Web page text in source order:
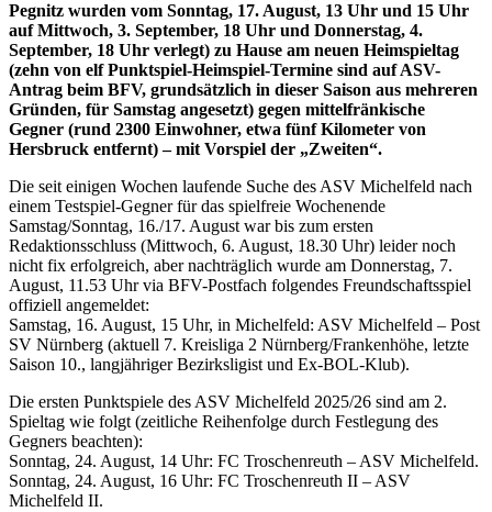
Pegnitz wurden vom Sonntag, 17. August, 13 Uhr und 15 Uhr
auf Mittwoch, 3. September, 18 Uhr und Donnerstag, 4.
September, 18 Uhr verlegt) zu Hause am neuen Heimspieltag
(zehn von elf Punktspiel-Heimspiel-Termine sind auf ASV-
Antrag beim BFV, grundsätzlich in dieser Saison aus mehreren
Gründen, für Samstag angesetzt) gegen mittelfränkische
Gegner (rund 2300 Einwohner, etwa fünf Kilometer von
Hersbruck entfernt) – mit Vorspiel der „Zweiten“.
Die seit einigen Wochen laufende Suche des ASV Michelfeld nach
einem Testspiel-Gegner für das spielfreie Wochenende
Samstag/Sonntag, 16./17. August war bis zum ersten
Redaktionsschluss (Mittwoch, 6. August, 18.30 Uhr) leider noch
nicht fix erfolgreich, aber nachträglich wurde am Donnerstag, 7.
August, 11.53 Uhr via BFV-Postfach folgendes Freundschaftsspiel
offiziell angemeldet:
Samstag, 16. August, 15 Uhr, in Michelfeld: ASV Michelfeld – Post
SV Nürnberg (aktuell 7. Kreisliga 2 Nürnberg/Frankenhöhe, letzte
Saison 10., langjähriger Bezirksligist und Ex-BOL-Klub).
Die ersten Punktspiele des ASV Michelfeld 2025/26 sind am 2.
Spieltag wie folgt (zeitliche Reihenfolge durch Festlegung des
Gegners beachten):
Sonntag, 24. August, 14 Uhr: FC Troschenreuth – ASV Michelfeld.
Sonntag, 24. August, 16 Uhr: FC Troschenreuth II – ASV
Michelfeld II.